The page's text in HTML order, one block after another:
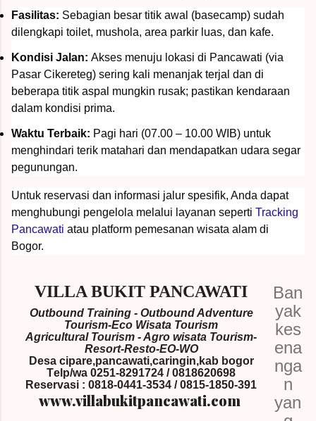
Fasilitas: Sebagian besar titik awal (basecamp) sudah
dilengkapi toilet, mushola, area parkir luas, dan kafe.
Kondisi Jalan: Akses menuju lokasi di Pancawati (via
Pasar Cikereteg) sering kali menanjak terjal dan di
beberapa titik aspal mungkin rusak; pastikan kendaraan
dalam kondisi prima.
Waktu Terbaik: Pagi hari (07.00 – 10.00 WIB) untuk
menghindari terik matahari dan mendapatkan udara segar
pegunungan.
Untuk reservasi dan informasi jalur spesifik, Anda dapat
menghubungi pengelola melalui layanan seperti Tracking
Pancawati atau platform pemesanan wisata alam di
Bogor.
VILLA BUKIT PANCAWATI
Outbound Training - Outbound Adventure
Tourism-Eco Wisata Tourism
Agricultural Tourism - Agro wisata Tourism-
Resort-Resto-EO-WO
Desa cipare,pancawati,caringin,kab bogor
Telp/wa 0251-8291724 / 0818620698
Reservasi : 0818-0441-3534 / 0815-1850-391
www.villabukitpancawati.com
Ban
yak
kes
ena
nga
n
yan